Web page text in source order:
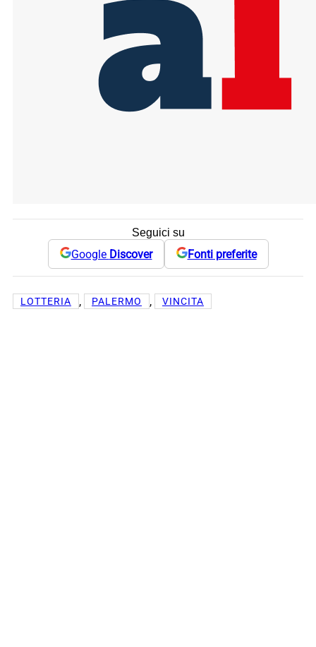
Seguici su
Google Discover Fonti preferite
LOTTERIA , PALERMO , VINCITA